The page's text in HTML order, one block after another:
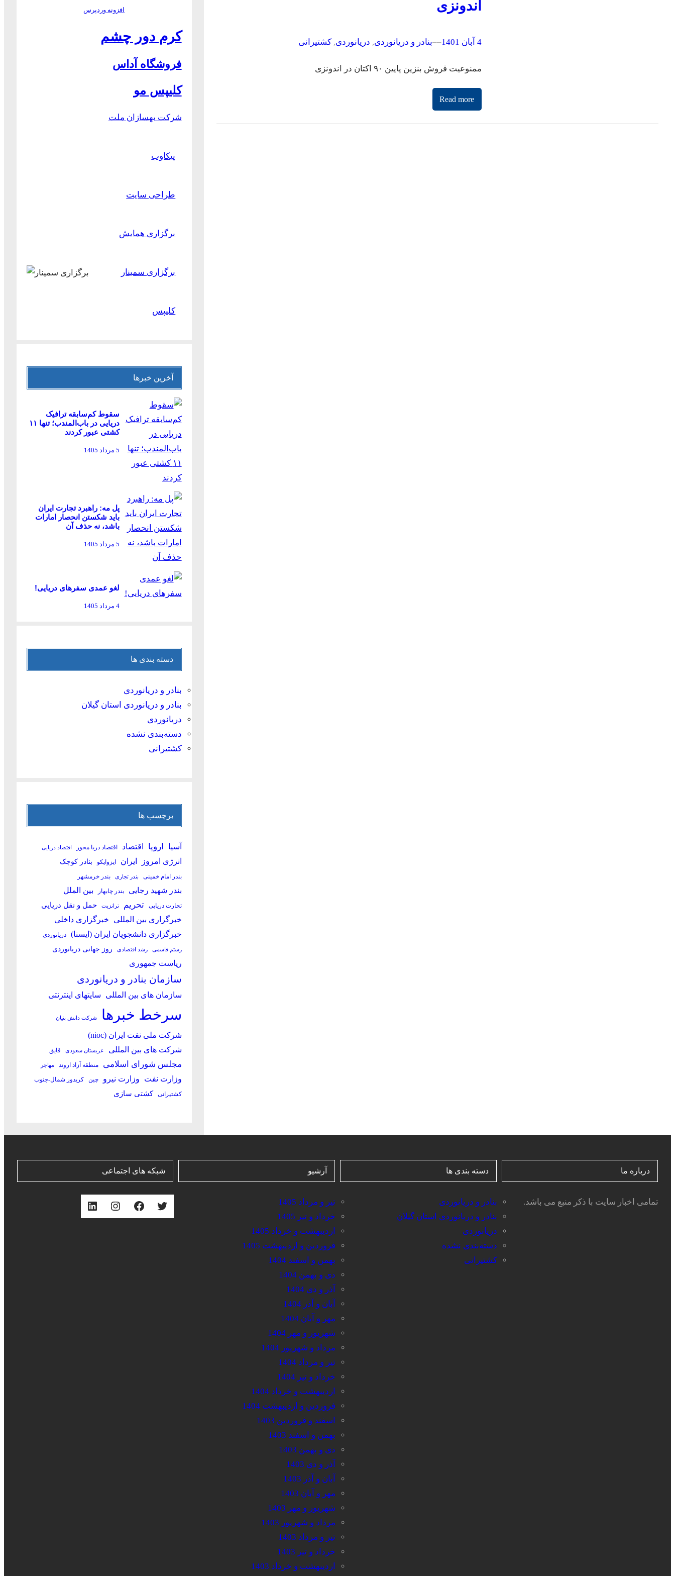
اندونزی
4 آبان 1401 –
–بنادر و دریانوردی, دریانوردی, کشتیرانی
ممنوعیت فروش بنزین پایین ۹۰ اکتان در اندونزی
Read more
افزونه وردپرس
کرم دور چشم
فروشگاه آداس
کلیپس مو
شرکت بهسازان ملت
پیکاوب
طراحی سایت
برگزاری همایش
برگزاری سمینار
کلیپس
آخرین خبرها
سقوط کم‌سابقه ترافیک
دریایی در باب‌المندب؛ تنها ۱۱
کشتی عبور کردند
5 مرداد 1405
پل مه: راهبرد تجارت ایران
باید شکستن انحصار امارات
باشد، نه حذف آن
5 مرداد 1405
لغو عمدی سفرهای دریایی!
4 مرداد 1405
دسته بندی ها
بنادر و دریانوردی
بنادر و دریانوردی استان گیلان
دریانوردی
دسته‌بندی نشده
کشتیرانی
برچسب ها
آسیا اروپا اقتصاد اقتصاد دریا محور اقتصاد دریایی
انرژی امروز ایران ایزوایکو بنادر کوچک
بندر امام خمینی بندر تجاری بندر خرمشهر
بندر شهید رجایی بندر چابهار بین الملل
تجارت دریایی تحریم ترانزیت حمل و نقل دریایی
خبرگزاری بین المللی خبرگزاری داخلی
خبرگزاری دانشجویان ایران (ایسنا)
دریانوردی
رستم قاسمی رشد اقتصادی روز جهانی دریانوردی
ریاست جمهوری
سازمان بنادر و دریانوردی
سازمان های بین المللی سایتهای اینترنتی
سرخط خبرها شرکت دانش بنیان
شرکت ملی نفت ایران (nioc)
شرکت های بین المللی
عربستان سعودی قایق
مجلس شورای اسلامی منطقه آزاد اروند مهاجر
وزارت نفت وزارت نیرو چین کریدور شمال-جنوب
کشتیرانی کشتی سازی
درباره ما
تمامی اخبار سایت با ذکر منبع می باشد.
دسته بندی ها
بنادر و دریانوردی
بنادر و دریانوردی استان گیلان
دریانوردی
دسته‌بندی نشده
کشتیرانی
آرشیو
تیر و مرداد 1405
خرداد و تیر 1405
اردیبهشت و خرداد 1405
فروردین و اردیبهشت 1405
بهمن و اسفند 1404
دی و بهمن 1404
آذر و دی 1404
آبان و آذر 1404
مهر و آبان 1404
شهریور و مهر 1404
مرداد و شهریور 1404
تیر و مرداد 1404
خرداد و تیر 1404
اردیبهشت و خرداد 1404
فروردین و اردیبهشت 1404
اسفند و فروردین 1403
بهمن و اسفند 1403
دی و بهمن 1403
آذر و دی 1403
آبان و آذر 1403
مهر و آبان 1403
شهریور و مهر 1403
مرداد و شهریور 1403
تیر و مرداد 1403
خرداد و تیر 1403
اردیبهشت و خرداد 1403
شبکه های اجتماعی
توییتر فیس‌بوک اینستاگرم لینکداین